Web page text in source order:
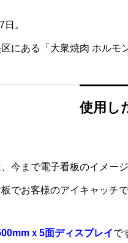
。
にある「大衆焼肉 ホル
使用し
今まで電子看板のイメー
でお客様のアイキャッチ
ｘ5面ディスプレイで